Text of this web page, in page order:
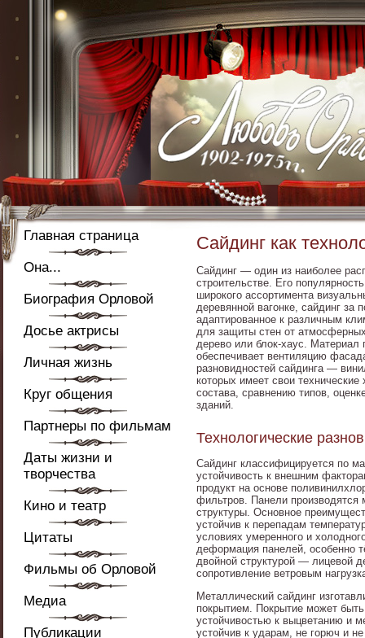
Главная страница
Она...
Биография Орловой
Досье актрисы
Личная жизнь
Круг общения
Партнеры по фильмам
Даты жизни и
творчества
Кино и театр
Цитаты
Фильмы об Орловой
Медиа
Публикации
Сайдинг как
Сайдинг — один из наиболее
строительстве. Его
широкого ассортимента
деревянной вагонке, сайдинг за
адаптированное к различным
для защиты стен от
дерево или блок-хаус. Материал
обеспечивает вентиляцию
разновидностей сайдинга —
которых имеет свои
состава, сравнению типов,
зданий.
Технологические
Сайдинг классифицируется по
устойчивость к внешним
продукт на основе
фильтров. Панели производятся
структуры. Основное
устойчив к перепадам
условиях умеренного и
деформация панелей, особенно
двойной структурой — лицевой
сопротивление ветровым
Металлический сайдинг
покрытием. Покрытие может
устойчивостью к выцветанию и
устойчив к ударам, не горюч и